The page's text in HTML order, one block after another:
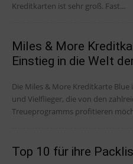
Kreditkarten ist sehr groß. Fast...
Miles & More
Einstieg in die Welt
Die Miles & More Kreditkarte
und Vielflieger, die von den
Treueprogramms profitieren
Top 10 für ihre